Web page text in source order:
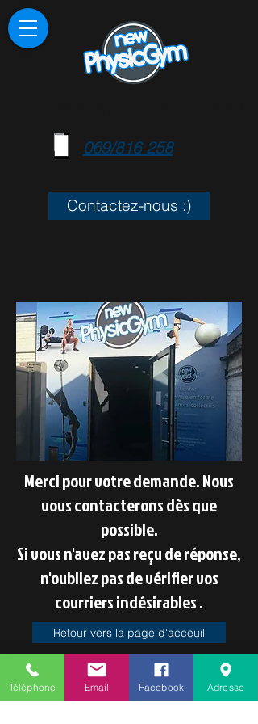
069/816 258
Contactez-nous :)
Merci pour votre demande. Nous
vous contacterons dès que
possible.
Si vous n'avez pas reçu de réponse,
n'oubliez pas de vérifier vos
courriers indésirables .
Retour vers la page d'acceuil
Téléphone Email Facebook Adresse